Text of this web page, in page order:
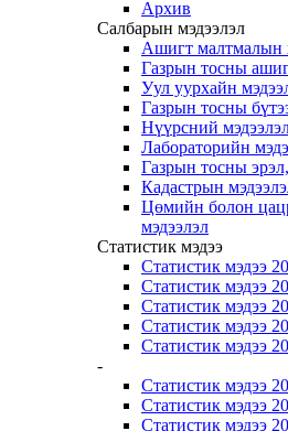
Архив
Салбарын мэдээлэл
Ашигт малтмалын
Газрын тосны
Уул уурхайн
Газрын тосны
Нүүрсний
Лабораторийн
Газрын тосны
Кадастрын
Цөмийн болон
мэдээлэл
Статистик мэдээ
Статистик мэдээ
Статистик мэдээ
Статистик мэдээ
Статистик мэдээ
Статистик мэдээ
-
Статистик мэдээ
Статистик мэдээ
Статистик мэдээ